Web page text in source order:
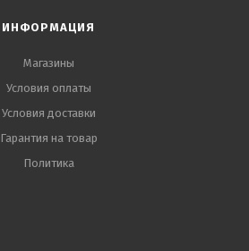
ИНФОРМАЦИЯ
Магазины
Условия оплаты
Условия доставки
Гарантия на товар
Политика